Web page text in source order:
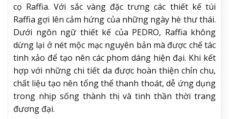
cọ Raffia. Với sắc vàng đặc trưng các thiết kế túi
Raffia gợi lên cảm hứng của những ngày hè thư thái.
Dưới ngôn ngữ thiết kế của PEDRO, Raffia không
dừng lại ở nét mộc mạc nguyên bản mà được chế tác
tinh xảo để tạo nên các phom dáng hiện đại. Khi kết
hợp với những chi tiết da được hoàn thiện chỉn chu,
chất liệu tạo nên tổng thể thanh thoát, dễ ứng dụng
trong nhịp sống thành thị và tinh thần thời trang
đương đại.